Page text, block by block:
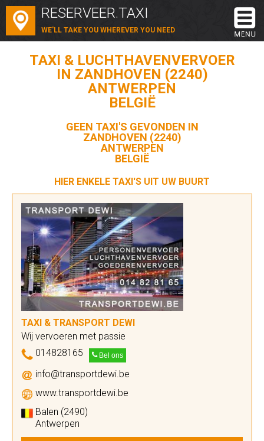
RESERVEER.TAXI
WE'LL TAKE YOU WHEREVER YOU NEED
TAXI & LUCHTHAVENVERVOER
IN ZANDHOVEN (2240)
ANTWERPEN
BELGIË
GEEN TAXI'S GEVONDEN IN
ZANDHOVEN (2240)
ANTWERPEN
BELGIË
HIER ENKELE TAXI'S UIT UW BUURT
TAXI & TRANSPORT DEWI
Wij vervoeren met passie
014828165
Bel ons
info@transportdewi.be
www.transportdewi.be
Balen (2490)
Antwerpen